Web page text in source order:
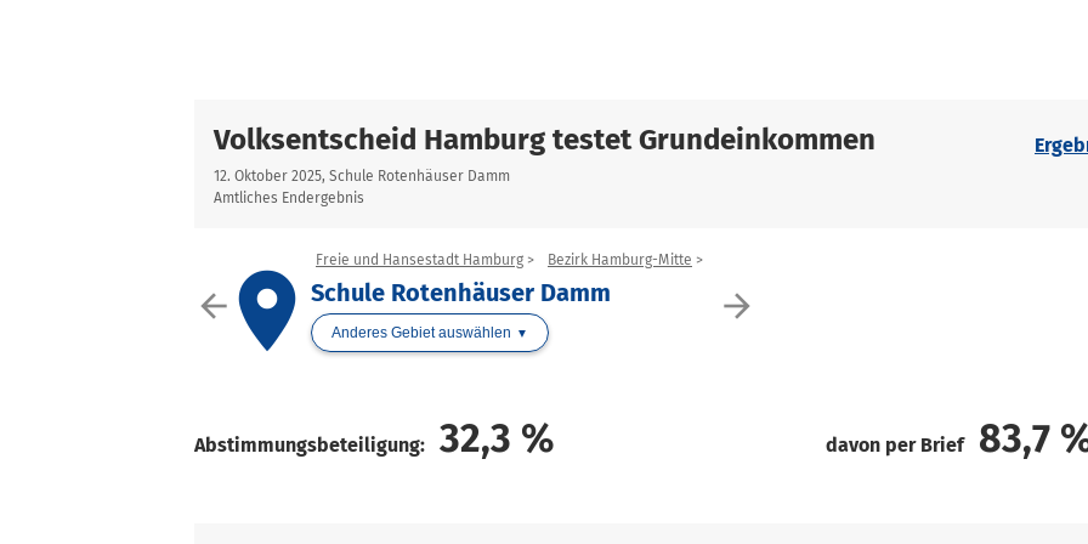
Volksentscheid Hamburg testet Grundeinkommen
12. Oktober 2025, Schule Rotenhäuser Damm
Amtliches Endergebnis
arrow_back arrow_forward
place
Freie und Hansestadt Hamburg Bezirk Hamburg-Mitte
Schule Rotenhäuser Damm
Anderes Gebiet auswählen
Abstimmungsbeteiligung: 32,3 % davon per Brief 83,7